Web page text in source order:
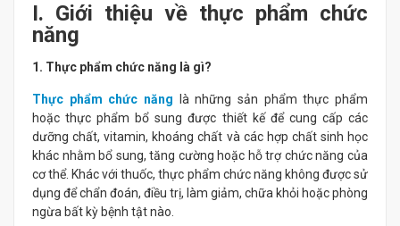
I. Giới thiệu về thực phẩm chức
năng
1. Thực phẩm chức năng là gì?
Thực phẩm chức năng là những sản phẩm thực phẩm
hoặc thực phẩm bổ sung được thiết kế để cung cấp các
dưỡng chất, vitamin, khoáng chất và các hợp chất sinh học
khác nhằm bổ sung, tăng cường hoặc hỗ trợ chức năng của
cơ thể. Khác với thuốc, thực phẩm chức năng không được sử
dụng để chẩn đoán, điều trị, làm giảm, chữa khỏi hoặc phòng
ngừa bất kỳ bệnh tật nào.